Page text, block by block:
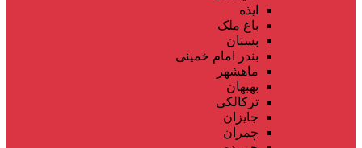
ایذه
باغ ملک
بستان
بندر امام خمینی
ماهشهر
بهبهان
ترکالکی
جایزان
چمران